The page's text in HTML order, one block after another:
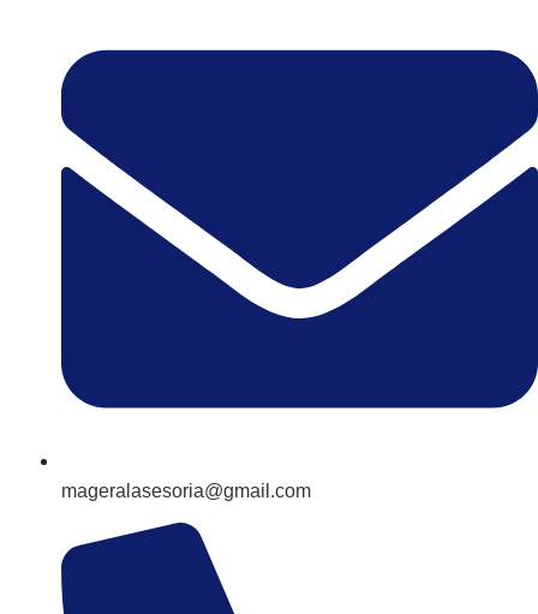
mageralasesoria@gmail.com